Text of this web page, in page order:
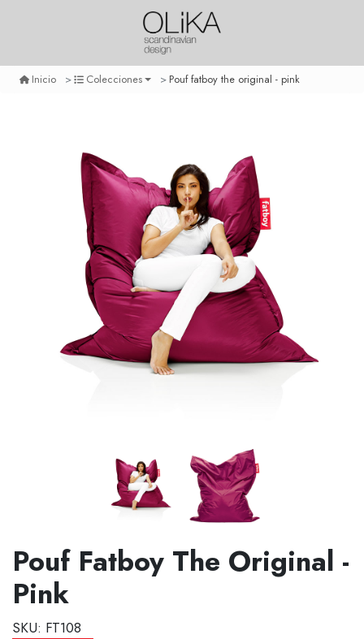
Inicio Colecciones Pouf fatboy the original - pink
Pouf Fatboy The Original -
Pink
SKU: FT108